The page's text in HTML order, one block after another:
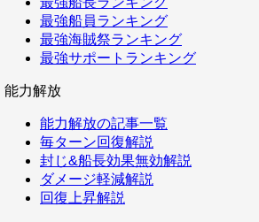
最強船員ランキング
最強海賊祭ランキング
最強サポートランキング
能力解放
能力解放の記事一覧
毎ターン回復解説
封じ&船長効果無効解説
ダメージ軽減解説
回復上昇解説